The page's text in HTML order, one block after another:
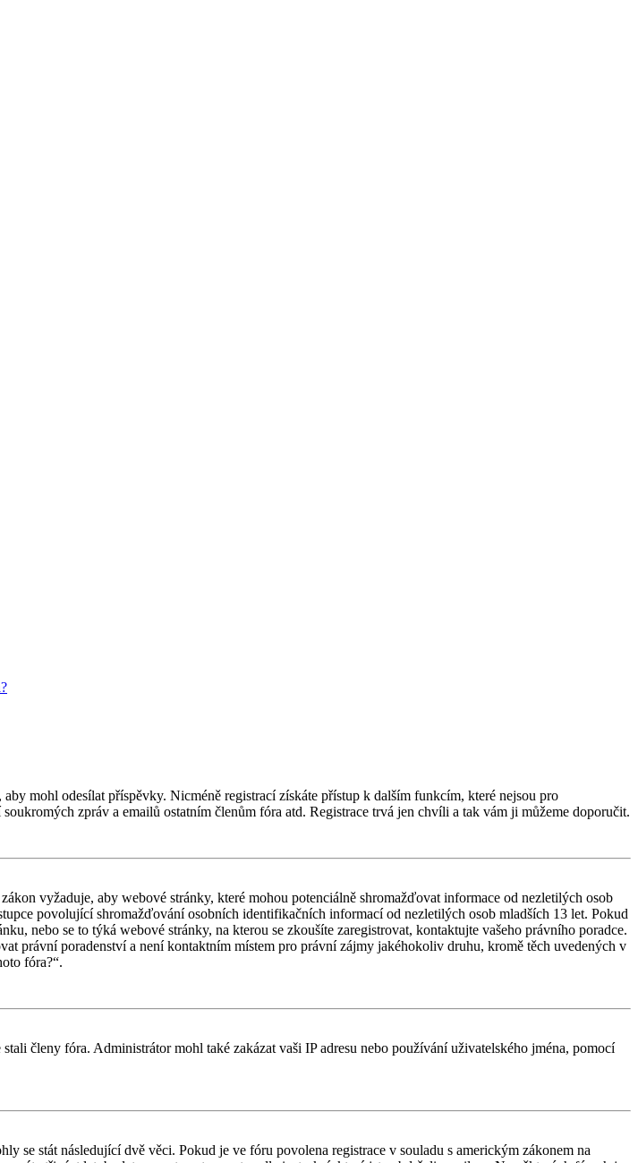
mohl odesílat příspěvky. Nicméně registrací získáte přístup k dalším funkcím, které nejsou pro
zpráv a emailů ostatním členům fóra atd. Registrace trvá jen chvíli a tak vám ji můžeme doporučit.
vyžaduje, aby webové stránky, které mohou potenciálně shromažďovat informace od nezletilých osob
povolující shromažďování osobních identifikačních informací od nezletilých osob mladších 13 let. Pokud
nebo se to týká webové stránky, na kterou se zkoušíte zaregistrovat, kontaktujte vašeho právního poradce.
právní poradenství a není kontaktním místem pro právní zájmy jakéhokoliv druhu, kromě těch uvedených v
fóra?“.
členy fóra. Administrátor mohl také zakázat vaši IP adresu nebo používání uživatelského jména, pomocí
se stát následující dvě věci. Pokud je ve fóru povolena registrace v souladu s americkým zákonem na